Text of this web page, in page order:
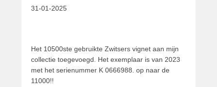
31-01-2025
Het 10500ste gebruikte Zwitsers vignet aan mijn
collectie toegevoegd. Het exemplaar is van 2023
met het serienummer K 0666988. op naar de
11000!!